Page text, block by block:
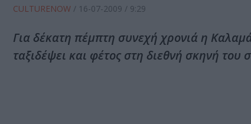
CULTURENOW / 16-07-2009 / 9:29
Για δέκατη πέμπτη συνεχή χρονιά η
ταξιδέψει και φέτος στη διεθνή σκηνή